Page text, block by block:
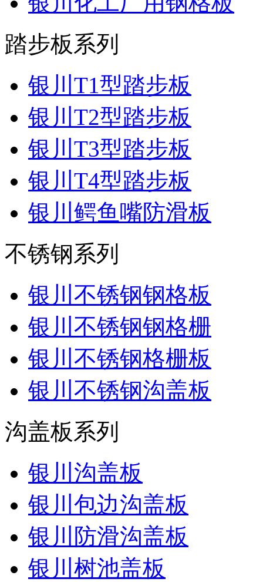
踏步板系列
银川T1型踏步板
银川T2型踏步板
银川T3型踏步板
银川T4型踏步板
银川鳄鱼嘴防滑板
不锈钢系列
银川不锈钢钢格板
银川不锈钢钢格栅
银川不锈钢格栅板
银川不锈钢沟盖板
沟盖板系列
银川沟盖板
银川包边沟盖板
银川防滑沟盖板
银川树池盖板